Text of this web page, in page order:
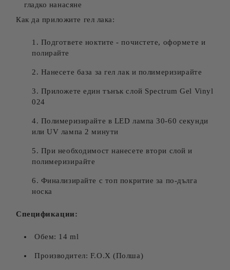
гладко нанасяне
Как да приложите гел лака:
Подгответе ноктите - почистете, оформете и
полирайте
Нанесете база за гел лак и полимеризирайте
Приложете един тънък слой Spectrum Gel Vinyl
024
Полимеризирайте в LED лампа 30-60 секунди
или UV лампа 2 минути
При необходимост нанесете втори слой и
полимеризирайте
Финализирайте с топ покритие за по-дълга
носка
Спецификации:
Обем: 14 ml
Производител: F.O.X (Полша)